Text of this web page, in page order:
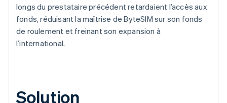
longs du prestataire précédent retardaient l’accès aux
fonds, réduisant la maîtrise de ByteSIM sur son fonds
de roulement et freinant son expansion à
l’international.
Solution